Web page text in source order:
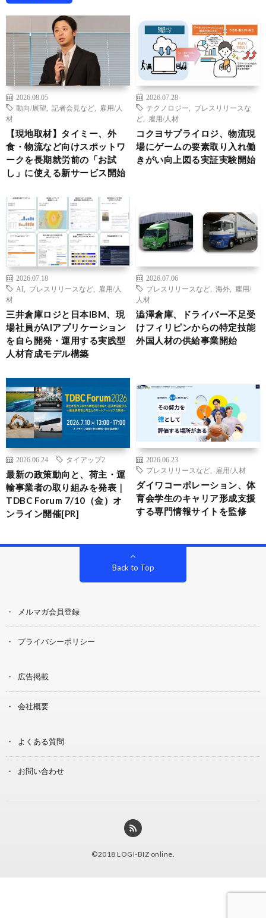
2026.08.05
動向/展望
記者会見など
雇用/人
材
【現地取材】タイミー、外
食・物流など向けスポットワ
ークを長期就労前の「お試
し」に使える新サービス開始
2026.07.28
テクノロジー
プレスリリースな
ど
雇用/人材
コクヨサプライロジ、物流現
場にゲームの要素取り入れ働
きがい向上図る実証実験開始
2026.07.18
AI
プレスリリースなど
雇用/人
材
三井倉庫ロジと日本IBM、現
場社員がAIアプリケーション
を自ら開発・運用する実践型
人材育成モデル構築
2026.07.06
プレスリリースなど
海外
雇用/
人材
澁澤倉庫、ドライバー不足受
けフィリピンからの特定技能
外国人材の供給事業開始
2026.06.24 タイアップ2
最新の政策動向と、荷主・運
輸事業者の取り組みを発表｜
TDBC Forum 7/10（金）オ
ンライン開催[PR]
2026.06.23
プレスリリースなど
雇用/人材
ダイワコーポレーション、体
育会学生のキャリア形成支援
する専門情報サイトを監修
Back to Top
メルマガ会員登録
プライバシーポリシー
広告掲載
会社概要
よくある質問
お問い合わせ
©2018 LOGI-BIZ online